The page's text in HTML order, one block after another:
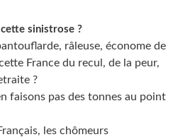
sinistrose ?
râleuse, économe de
France du recul, de la peur,
?
faisons pas des tonnes au point
les chômeurs